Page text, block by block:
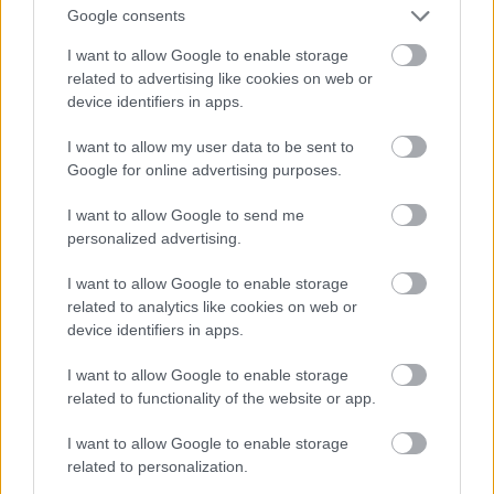
Google consents
I want to allow Google to enable storage
related to advertising like cookies on web or
device identifiers in apps.
I want to allow my user data to be sent to
Google for online advertising purposes.
I want to allow Google to send me
personalized advertising.
I want to allow Google to enable storage
related to analytics like cookies on web or
device identifiers in apps.
I want to allow Google to enable storage
related to functionality of the website or app.
I want to allow Google to enable storage
related to personalization.
Magyar nemesasszony egy 16. századi könyvillusztráción.
Gynaeceum, sive Theatrum Mulierum. (Asszonyok
szemléje, melyben Európa valamennyi jeles nemzetének...
női viselete látható) Frankfurt, 1586. Jost Amman rajza
Kornis János két esztendeig, 1551–1553 között volt Kornis